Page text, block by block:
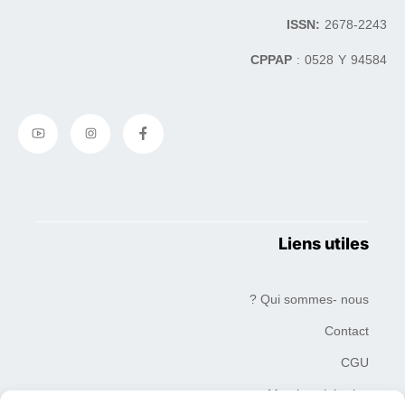
ISSN: 2678-2243
CPPAP : 0528 Y 94584
Liens utiles
Qui sommes- nous ?
Contact
CGU
Mentions Légales